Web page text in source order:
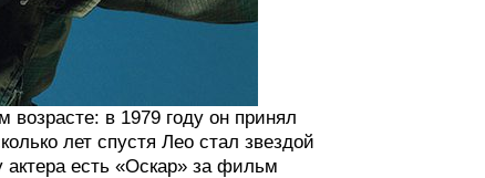
возрасте: в 1979 году он принял
лет спустя Лео стал звездой
есть «Оскар» за фильм